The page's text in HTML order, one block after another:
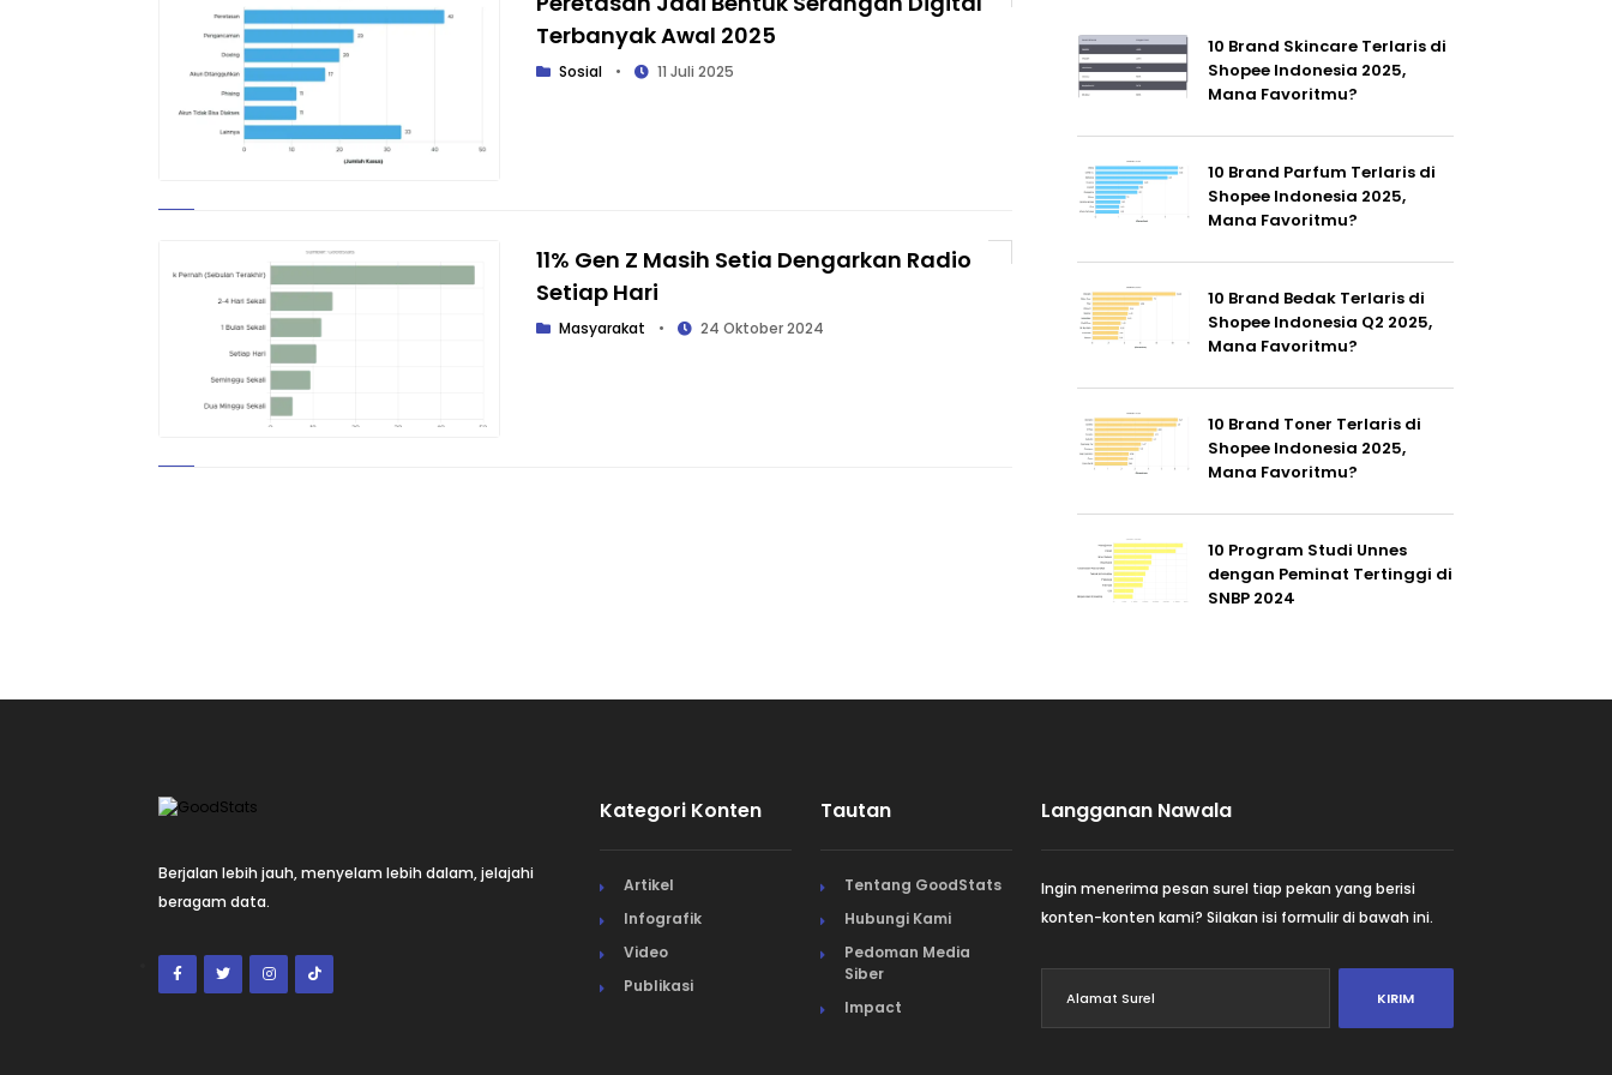
Terbanyak Awal 2025
Sosial • 11 Juli 2025
11% Gen Z Masih Setia Dengarkan Radio
Setiap Hari
Masyarakat • 24 Oktober 2024
10 Brand Skincare Terlaris di
Shopee Indonesia 2025,
Mana Favoritmu?
10 Brand Parfum Terlaris di
Shopee Indonesia 2025,
Mana Favoritmu?
10 Brand Bedak Terlaris di
Shopee Indonesia Q2 2025,
Mana Favoritmu?
10 Brand Toner Terlaris di
Shopee Indonesia 2025,
Mana Favoritmu?
10 Program Studi Unnes
dengan Peminat Tertinggi di
SNBP 2024
Berjalan lebih jauh, menyelam lebih dalam, jelajahi
beragam data.
Kategori Konten
Artikel
Infografik
Video
Publikasi
Tautan
Tentang GoodStats
Hubungi Kami
Pedoman Media
Siber
Impact
Langganan Nawala
Ingin menerima pesan surel tiap pekan yang berisi
konten-konten kami? Silakan isi formulir di bawah ini.
KIRIM